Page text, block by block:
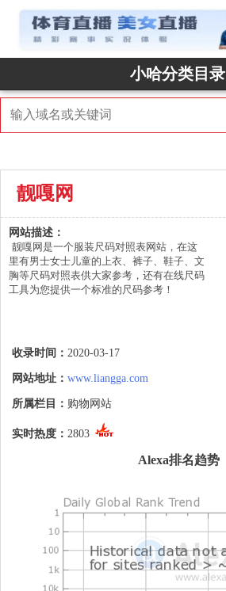
小哈分类目录
靓嘎网
网站描述：
靓嘎网是一个服装尺码对照表网站，在这
里有男士女士儿童的上衣、裤子、鞋子、文
胸等尺码对照表供大家参考，还有在线尺码
工具为您提供一个标准的尺码参考！
收录时间： 2020-03-17
网站地址： www.liangga.com
所属栏目： 购物网站
实时热度： 2803
Alexa排名趋势